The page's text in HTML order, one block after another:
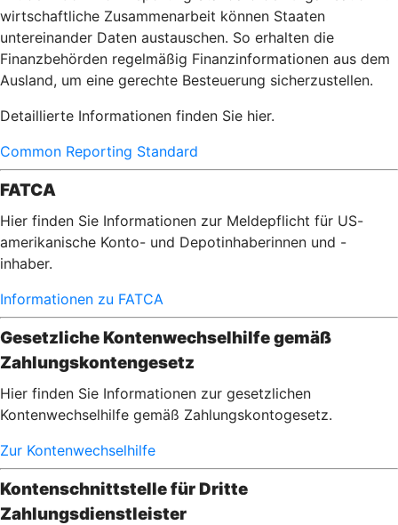
wirtschaftliche Zusammenarbeit können Staaten
untereinander Daten austauschen. So erhalten die
Finanzbehörden regelmäßig Finanzinformationen aus dem
Ausland, um eine gerechte Besteuerung sicherzustellen.
Detaillierte Informationen finden Sie hier.
Common Reporting Standard
FATCA
Hier finden Sie Informationen zur Meldepflicht für US-
amerikanische Konto- und Depotinhaberinnen und -
inhaber.
Informationen zu FATCA
Gesetzliche Kontenwechselhilfe gemäß
Zahlungskontengesetz
Hier finden Sie Informationen zur gesetzlichen
Kontenwechselhilfe gemäß Zahlungskontogesetz.
Zur Kontenwechselhilfe
Kontenschnittstelle für Dritte
Zahlungsdienstleister